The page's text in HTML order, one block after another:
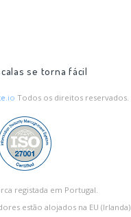
se torna fácil
.io Todos os direitos reservados.
registada em Portugal.
estão alojados na EU (Irlanda).